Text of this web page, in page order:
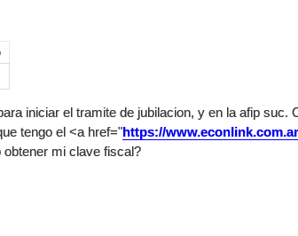
iniciar el tramite de jubilacion, y en la afip suc.
tengo el <a href="https://
obtener mi clave fiscal?